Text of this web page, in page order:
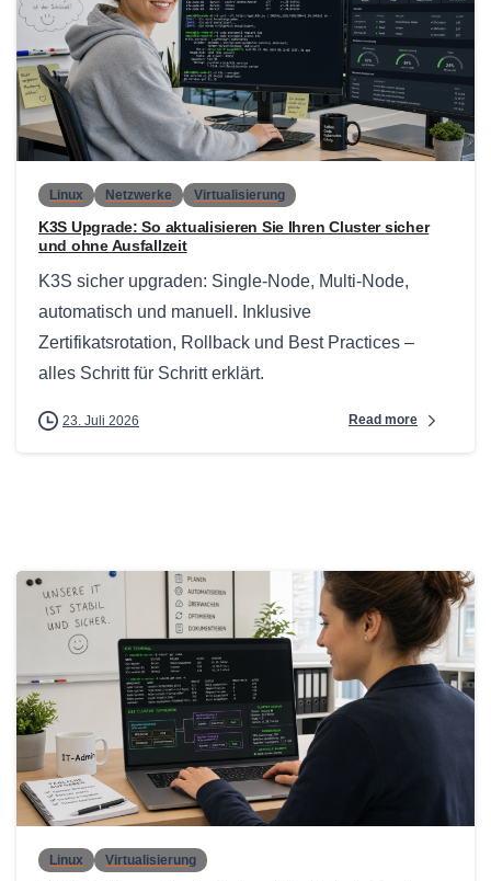
0
Linux Netzwerke Virtualisierung
K3S Upgrade: So aktualisieren Sie Ihren Cluster sicher
und ohne Ausfallzeit
K3S sicher upgraden: Single-Node, Multi-Node,
automatisch und manuell. Inklusive
Zertifikatsrotation, Rollback und Best Practices –
alles Schritt für Schritt erklärt.
23. Juli 2026 Read more
Linux Virtualisierung